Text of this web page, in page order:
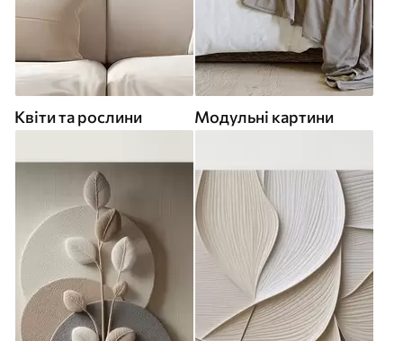
Квіти та рослини Модульні картини